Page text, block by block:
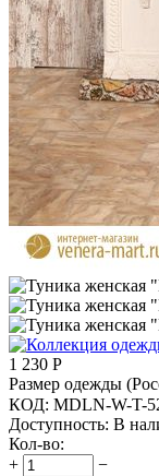
1 230 Р
Размер одежды
КОД: MDLN-W-T-
Доступность: В
Кол-во:
+
−